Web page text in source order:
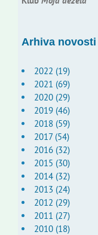
Arhiva novosti
2022 (19)
2021 (69)
2020 (29)
2019 (46)
2018 (59)
2017 (54)
2016 (32)
2015 (30)
2014 (32)
2013 (24)
2012 (29)
2011 (27)
2010 (18)